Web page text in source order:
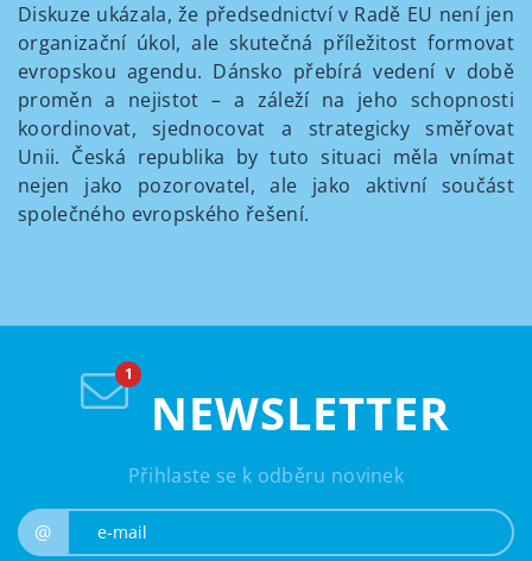
Diskuze ukázala, že předsednictví v Radě EU není jen
organizační úkol, ale skutečná příležitost formovat
evropskou agendu. Dánsko přebírá vedení v době
proměn a nejistot – a záleží na jeho schopnosti
koordinovat, sjednocovat a strategicky směřovat
Unii. Česká republika by tuto situaci měla vnímat
nejen jako pozorovatel, ale jako aktivní součást
společného evropského řešení.
NEWSLETTER
Přihlaste se k odběru novinek
@